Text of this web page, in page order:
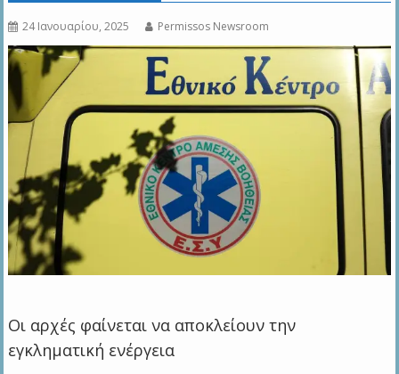
24 Ιανουαρίου, 2025 Permissos Newsroom
Οι αρχές φαίνεται να αποκλείουν την
εγκληματική ενέργεια